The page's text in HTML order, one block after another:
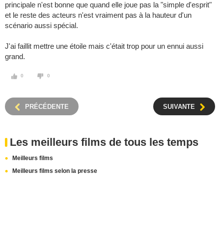
principale n'est bonne que quand elle joue pas la "simple d'esprit"
et le reste des acteurs n'est vraiment pas à la hauteur d'un
scénario aussi spécial.
J'ai faillit mettre une étoile mais c'était trop pour un ennui aussi
grand.
0 0
PRÉCÉDENTE SUIVANTE
Les meilleurs films de tous les temps
Meilleurs films
Meilleurs films selon la presse